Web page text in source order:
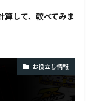
して、較べてみま
お役立ち情報